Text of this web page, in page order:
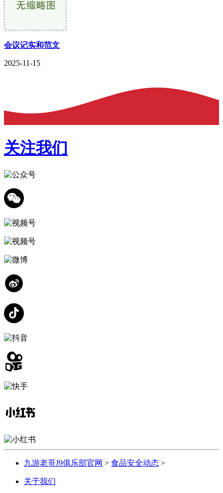
会议记实和范文
2025-11-15
关注我们
九游老哥J9俱乐部官网 > 食品安全动态 >
关于我们